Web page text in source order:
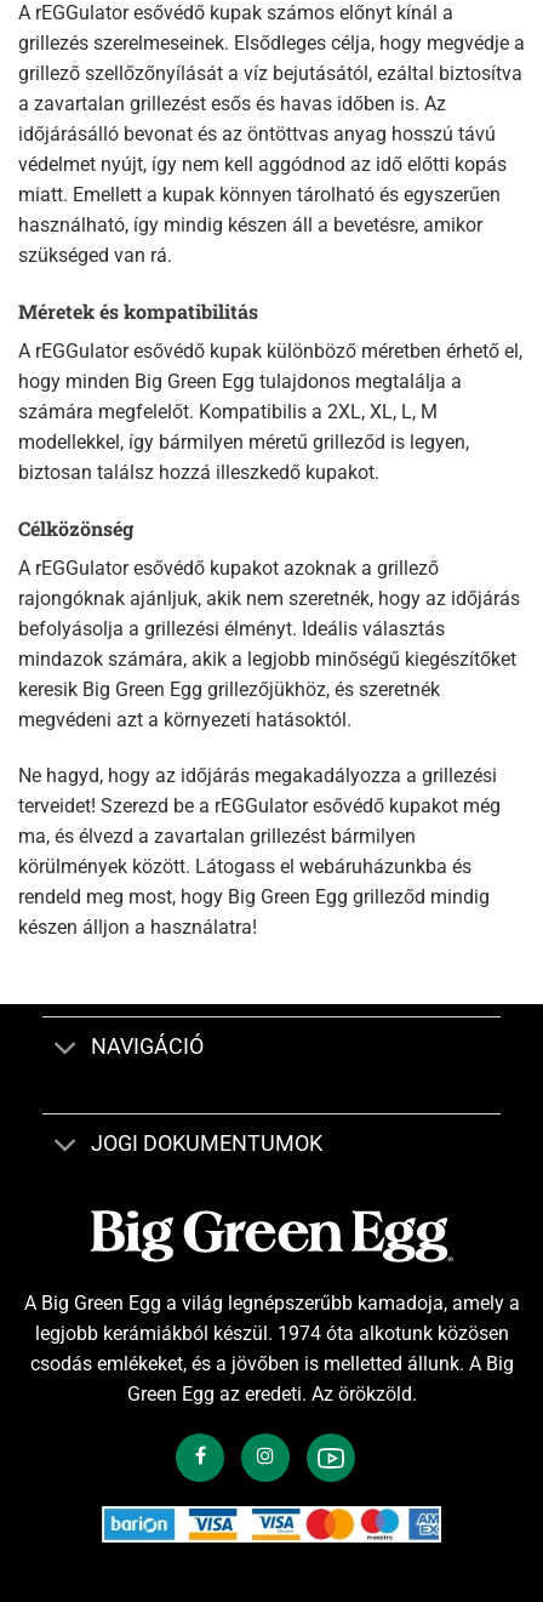
A rEGGulator esővédő kupak számos előnyt kínál a
grillezés szerelmeseinek. Elsődleges célja, hogy megvédje a
grillező szellőzőnyílását a víz bejutásától, ezáltal biztosítva
a zavartalan grillezést esős és havas időben is. Az
időjárásálló bevonat és az öntöttvas anyag hosszú távú
védelmet nyújt, így nem kell aggódnod az idő előtti kopás
miatt. Emellett a kupak könnyen tárolható és egyszerűen
használható, így mindig készen áll a bevetésre, amikor
szükséged van rá.
Méretek és kompatibilitás
A rEGGulator esővédő kupak különböző méretben érhető el,
hogy minden Big Green Egg tulajdonos megtalálja a
számára megfelelőt. Kompatibilis a 2XL, XL, L, M
modellekkel, így bármilyen méretű grilleződ is legyen,
biztosan találsz hozzá illeszkedő kupakot.
Célközönség
A rEGGulator esővédő kupakot azoknak a grillező
rajongóknak ajánljuk, akik nem szeretnék, hogy az időjárás
befolyásolja a grillezési élményt. Ideális választás
mindazok számára, akik a legjobb minőségű kiegészítőket
keresik Big Green Egg grillezőjükhöz, és szeretnék
megvédeni azt a környezeti hatásoktól.
Ne hagyd, hogy az időjárás megakadályozza a grillezési
terveidet! Szerezd be a rEGGulator esővédő kupakot még
ma, és élvezd a zavartalan grillezést bármilyen
körülmények között. Látogass el webáruházunkba és
rendeld meg most, hogy Big Green Egg grilleződ mindig
készen álljon a használatra!
NAVIGÁCIÓ
JOGI DOKUMENTUMOK
A Big Green Egg a világ legnépszerűbb kamadoja, amely a
legjobb kerámiákból készül. 1974 óta alkotunk közösen
csodás emlékeket, és a jövőben is melletted állunk. A Big
Green Egg az eredeti. Az örökzöld.